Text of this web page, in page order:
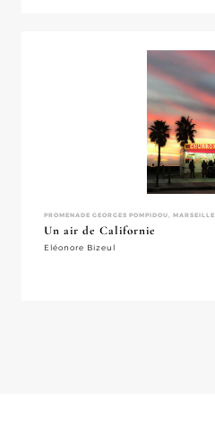
PROMENADE GEORGES POMPIDOU, MARSEILLE
Un air de Californie
Eléonore Bizeul